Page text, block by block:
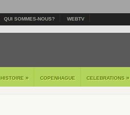
QUI SOMMES-NOUS? WEBTV
HISTOIRE » COPENHAGUE CELEBRATIONS »